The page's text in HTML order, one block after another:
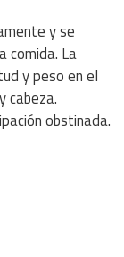
y se
comida. La
y peso en el
cabeza.
obstinada.